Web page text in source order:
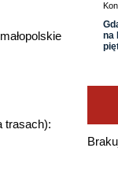
trasach):
na